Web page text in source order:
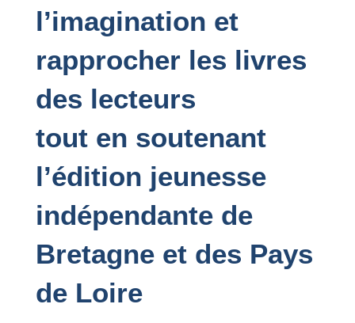
l’imagination et
rapprocher les livres
des lecteurs
tout en soutenant
l’édition jeunesse
indépendante de
Bretagne et des Pays
de Loire